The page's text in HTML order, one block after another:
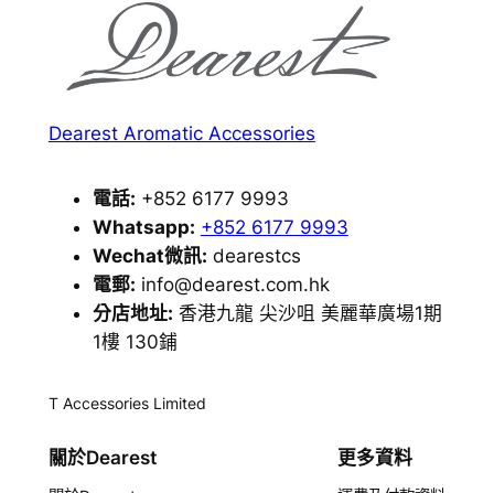
Dearest Aromatic Accessories
電話: +852 6177 9993
Whatsapp: +852 6177 9993
Wechat微訊: dearestcs
電郵: info@dearest.com.hk
分店地址: 香港九龍 尖沙咀 美麗華廣場1期
1樓 130鋪
T Accessories Limited
關於Dearest 更多資料